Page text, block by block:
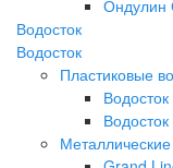
Ондулин
Водосток
Водосток
Пластиковые